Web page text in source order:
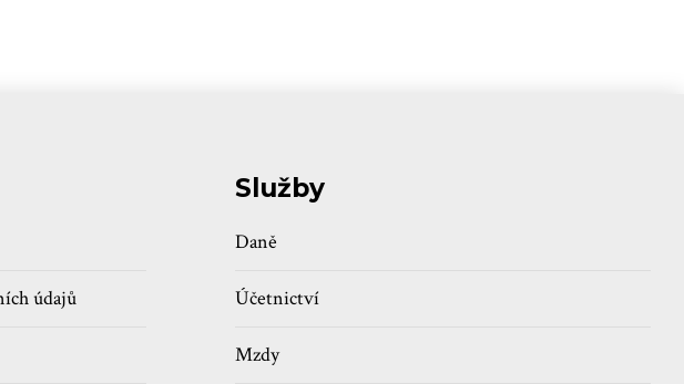
údajů
Služby
Daně
Účetnictví
Mzdy